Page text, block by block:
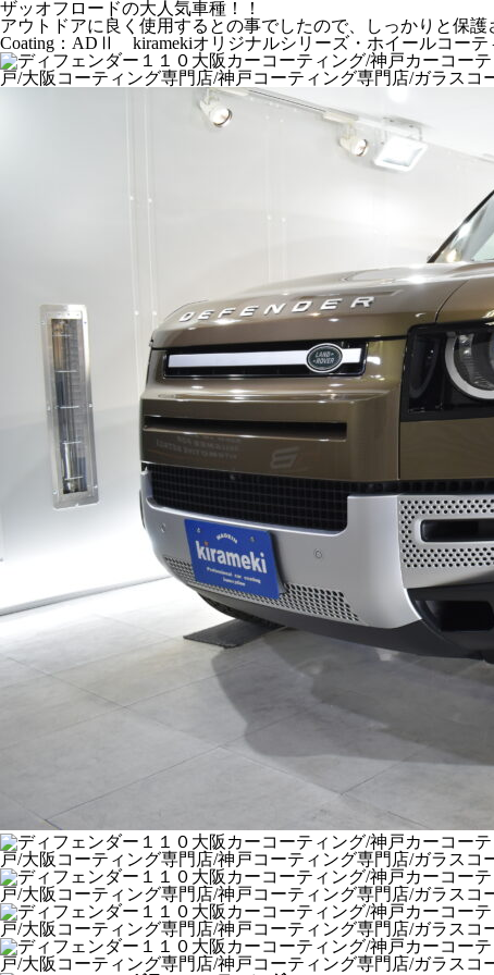
ザッオフロードの大人気車種！！
アウトドアに良く使用するとの事でしたので、しっかりと保護
Coating：ADⅡ kiramekiオリジナルシリーズ・ホイールコーテ